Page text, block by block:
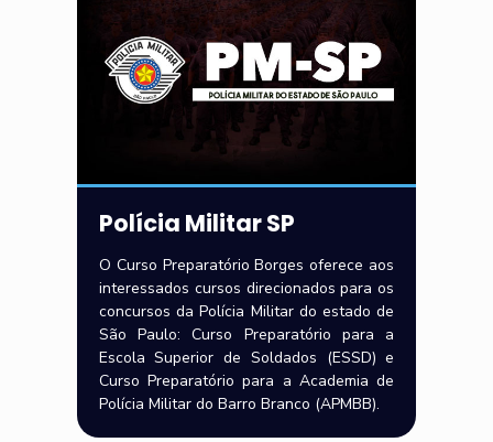
Polícia Militar SP
O Curso Preparatório Borges oferece aos
interessados cursos direcionados para os
concursos da Polícia Militar do estado de
São Paulo: Curso Preparatório para a
Escola Superior de Soldados (ESSD) e
Curso Preparatório para a Academia de
Polícia Militar do Barro Branco (APMBB).